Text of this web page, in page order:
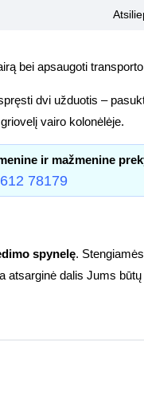
bei apsaugoti
dvi užduotis –
vairo kolonėlėje.
ir mažmenine
78179
spynelę.
dalis Jums